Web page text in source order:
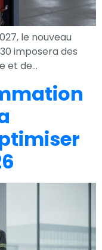
le nouveau
imposera des
et de…